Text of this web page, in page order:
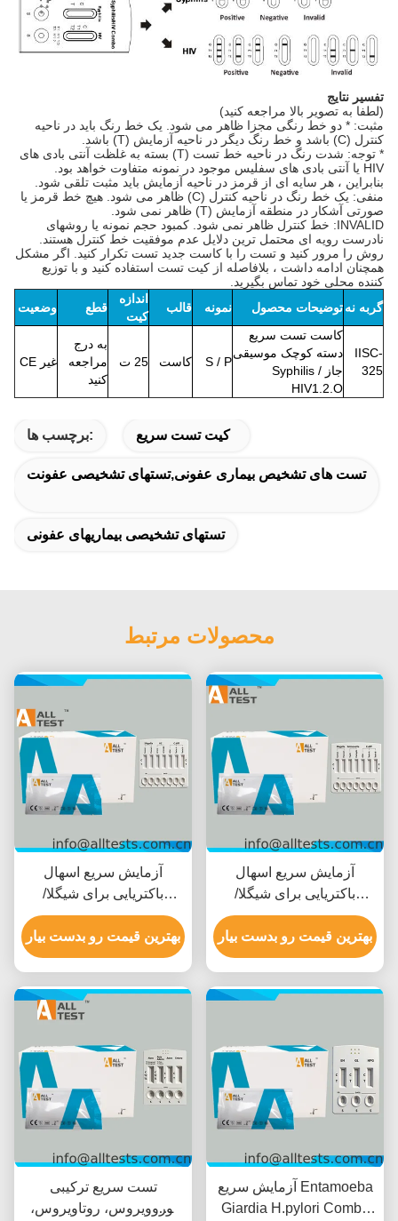
تفسیر نتایج
(لطفا به تصویر بالا مراجعه کنید)
مثبت: * دو خط رنگی مجزا ظاهر می شود. یک خط رنگ باید در ناحیه
کنترل (C) باشد و خط رنگ دیگر در ناحیه آزمایش (T) باشد.
* توجه: شدت رنگ در ناحیه خط تست (T) بسته به غلظت آنتی بادی های
HIV یا آنتی بادی های سفلیس موجود در نمونه متفاوت خواهد بود.
بنابراین ، هر سایه ای از قرمز در ناحیه آزمایش باید مثبت تلقی شود.
منفی: یک خط رنگ در ناحیه کنترل (C) ظاهر می شود. هیچ خط قرمز یا
صورتی آشکار در منطقه آزمایش (T) ظاهر نمی شود.
INVALID: خط کنترل ظاهر نمی شود. کمبود حجم نمونه یا روشهای
نادرست رویه ای محتمل ترین دلایل عدم موفقیت خط کنترل هستند.
روش را مرور کنید و تست را با کاست جدید تست تکرار کنید. اگر مشکل
همچنان ادامه داشت ، بلافاصله از کیت تست استفاده کنید و با توزیع
کننده محلی خود تماس بگیرید.
گربه نهتوضیحات محصول نمونه قالب
اندازه
کیت
قطع وضعیت
IISC-
325
کاست تست سریع
دسته کوچک موسیقی
جاز Syphilis /
HIV1.2.O
S / P کاست 25 ت
به درج
مراجعه
کنید
غیر CE
برچسب ها: کیت تست سریع
تست های تشخیص بیماری عفونی,تستهای تشخیصی عفونت
تستهای تشخیصی بیماریهای عفونی
محصولات مرتبط
آزمایش سریع اسهال
باکتریایی برای شیگلا/
کولرا/C.diff با زمان خواندن
10 دقیقه ای، گواهینامه CE
و دقت بالا
بهترین قیمت رو بدست بیار
آزمایش سریع اسهال
باکتریایی برای شیگلا/
سالمونلا/کلستریدیوم
دیفیسیل با نتایج سریع در ۱۰
دقیقه، دقت بالا و تفسیر
بهترین قیمت رو بدست بیار
تست سریع ترکیبی
نوروویروس، روتاویروس،
آزمایش سریع Entamoeba
Giardia H.pylori Combo